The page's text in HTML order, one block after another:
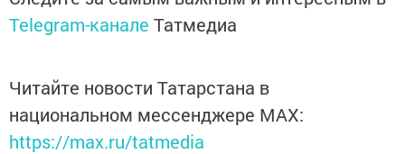
Telegram-канале Татмедиа
Читайте новости Татарстана в
национальном мессенджере MАХ:
https://max.ru/tatmedia